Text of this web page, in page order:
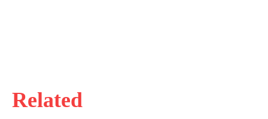
Related